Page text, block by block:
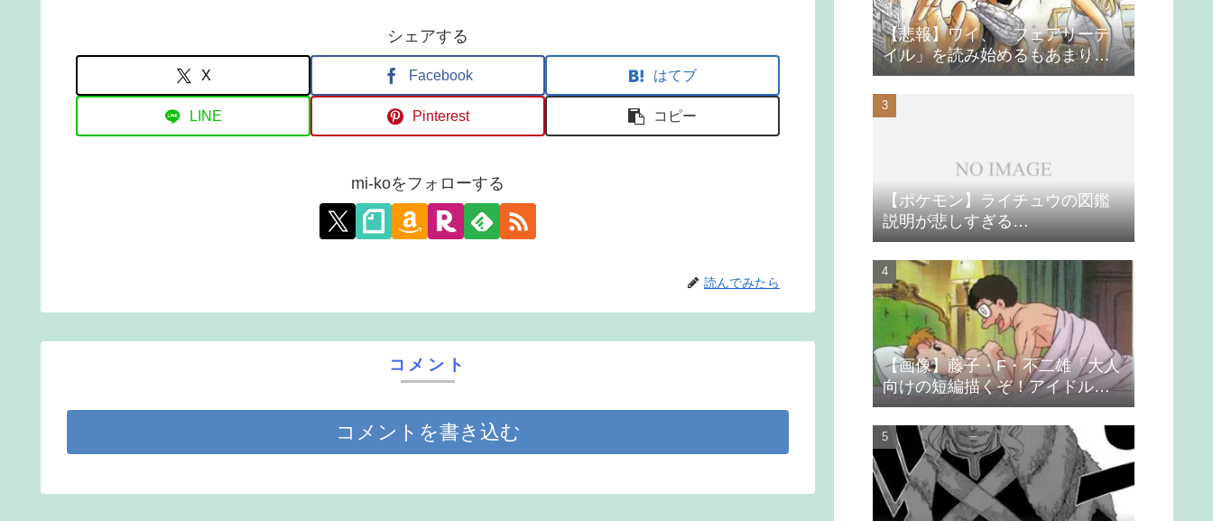
シェアする
X Facebook はてブ
LINE Pinterest コピー
mi-koをフォローする
読んでみたら
コメント
コメントを書き込む
【悲報】ワイ、「フェアリーテ
イル」を読み始めるもあまりの
つまらなさに挫折する
【ポケモン】ライチュウの図鑑
説明が悲しすぎる…
【画像】藤子・F・不二雄「大人
向けの短編描くぞ！アイドルが
無理やり抱かれるシーン入れ
よ」